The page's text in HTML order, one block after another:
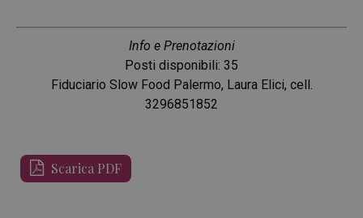
Info e Prenotazioni
Posti disponibili: 35
Fiduciario Slow Food Palermo, Laura Elici, cell.
3296851852
Scarica PDF